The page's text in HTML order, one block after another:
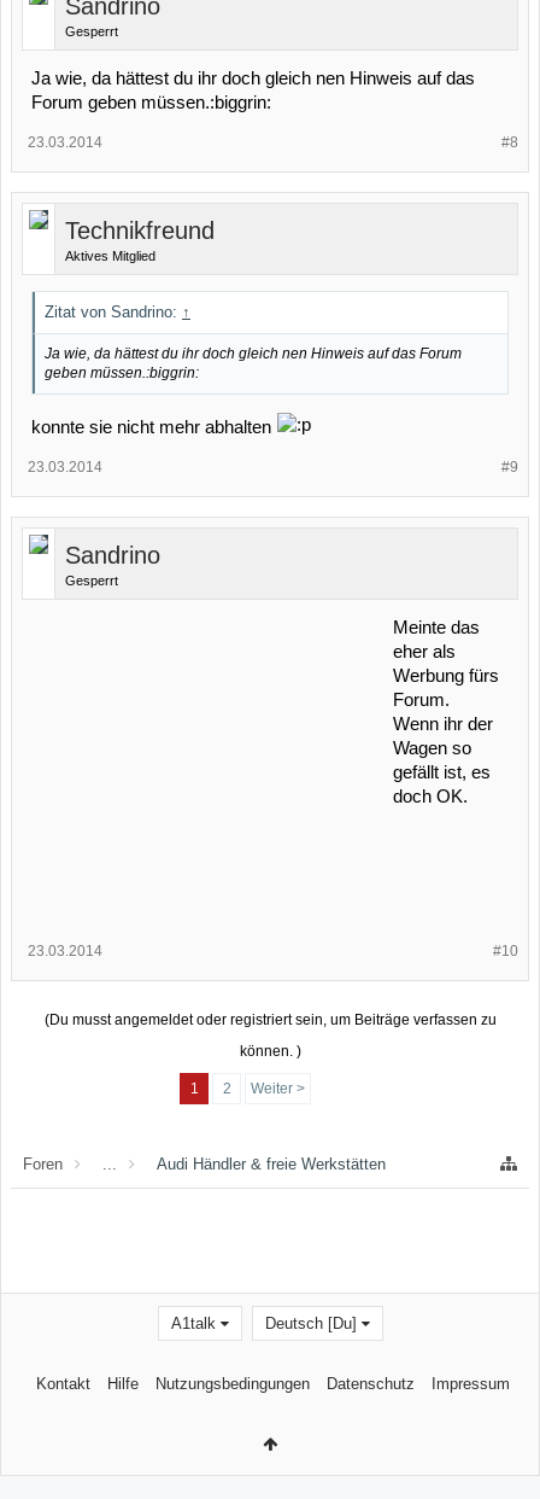
Sandrino
Gesperrt
Ja wie, da hättest du ihr doch gleich nen Hinweis auf das
Forum geben müssen.:biggrin:
#8
23.03.2014
Technikfreund
Aktives Mitglied
Zitat von Sandrino: ↑
Ja wie, da hättest du ihr doch gleich nen Hinweis auf das Forum
geben müssen.:biggrin:
konnte sie nicht mehr abhalten
#9
23.03.2014
Sandrino
Gesperrt
Meinte das
eher als
Werbung fürs
Forum.
Wenn ihr der
Wagen so
gefällt ist, es
doch OK.
#10
23.03.2014
(Du musst angemeldet oder registriert sein, um Beiträge verfassen zu
können. )
1 2 Weiter >
Foren Audi Händler & freie Werkstätten
A1talk Deutsch [Du]
Kontakt Hilfe Nutzungsbedingungen Datenschutz Impressum